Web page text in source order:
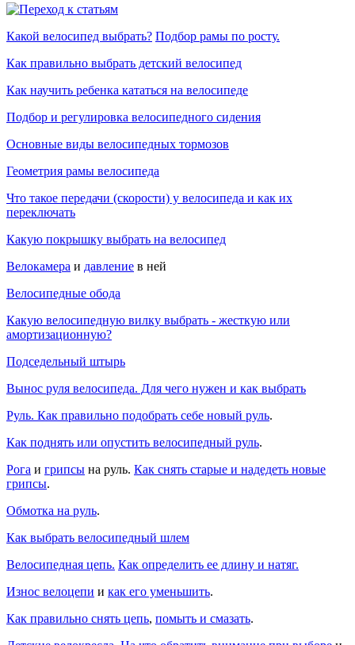
Какой велосипед выбрать? Подбор рамы по росту.
Как правильно выбрать детский велосипед
Как научить ребенка кататься на велосипеде
Подбор и регулировка велосипедного сидения
Основные виды велосипедных тормозов
Геометрия рамы велосипеда
Что такое передачи (скорости) у велосипеда и как их
переключать
Какую покрышку выбрать на велосипед
Велокамера и давление в ней
Велосипедные обода
Какую велосипедную вилку выбрать - жесткую или
амортизационную?
Подседельный штырь
Вынос руля велосипеда. Для чего нужен и как выбрать
Руль. Как правильно подобрать себе новый руль.
Как поднять или опустить велосипедный руль.
Рога и грипсы на руль. Как снять старые и надедеть новые
грипсы.
Обмотка на руль.
Как выбрать велосипедный шлем
Велосипедная цепь. Как определить ее длину и натяг.
Износ велоцепи и как его уменьшить.
Как правильно снять цепь, помыть и смазать.